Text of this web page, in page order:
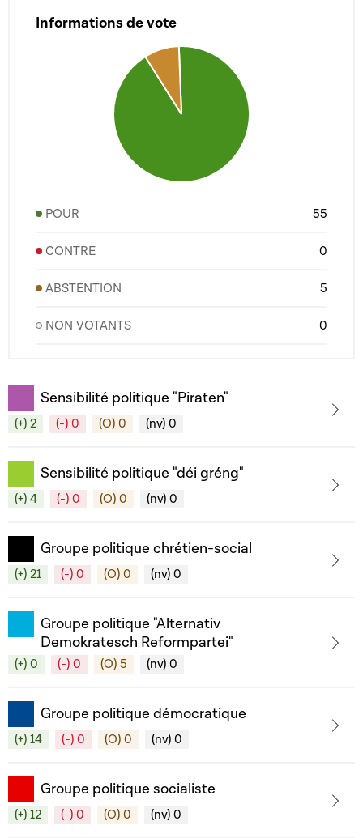
Informations de vote
POUR 55
CONTRE 0
ABSTENTION 5
NON VOTANTS 0
Sensibilité politique "Piraten"
(+) 2 (-) 0 (O) 0 (nv) 0
Sensibilité politique "déi gréng"
(+) 4 (-) 0 (O) 0 (nv) 0
Groupe politique chrétien-social
(+) 21 (-) 0 (O) 0 (nv) 0
Groupe politique "Alternativ
Demokratesch Reformpartei"
(+) 0 (-) 0 (O) 5 (nv) 0
Groupe politique démocratique
(+) 14 (-) 0 (O) 0 (nv) 0
Groupe politique socialiste
(+) 12 (-) 0 (O) 0 (nv) 0